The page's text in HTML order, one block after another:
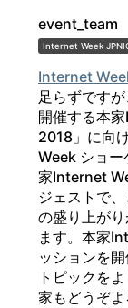
event_team
Internet Week
Internet
足らずです
開催する本
2018」に向
Week ショー
家Internet
ジェストで
の盛り上が
ます。本家
ッションを
トピックを
家もどうぞ